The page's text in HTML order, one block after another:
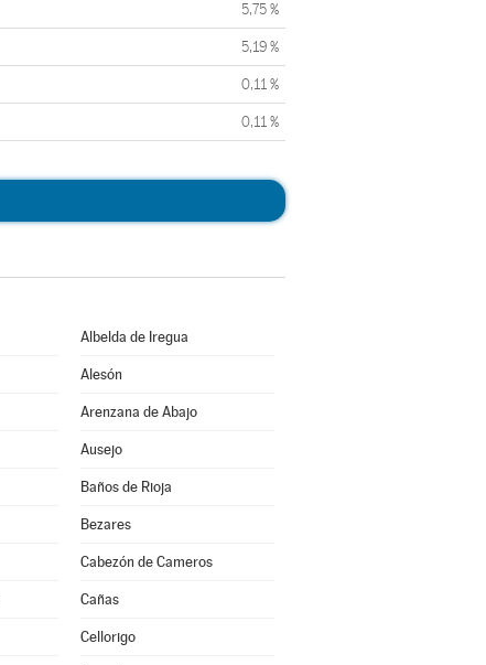
5,75 %
5,19 %
0,11 %
0,11 %
Albelda de Iregua
Alesón
Arenzana de Abajo
Ausejo
Baños de Rioja
Bezares
Cabezón de Cameros
Cañas
Cellorigo